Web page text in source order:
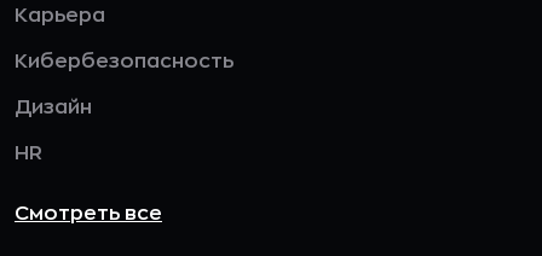
Карьера
Кибербезопасность
Дизайн
HR
Смотреть все